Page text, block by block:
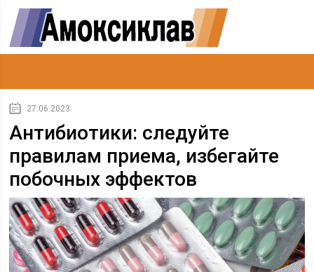
27.06.2023
Антибиотики: следуйте
правилам приема, избегайте
побочных эффектов